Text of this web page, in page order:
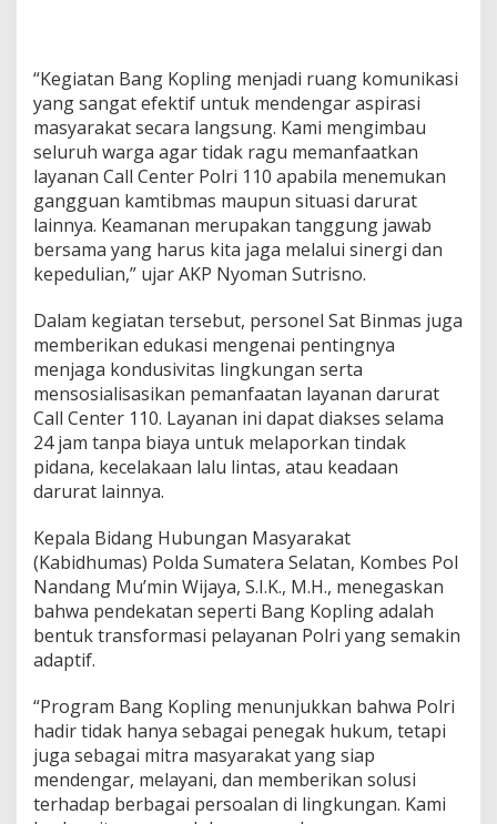
“Kegiatan Bang Kopling menjadi ruang komunikasi
yang sangat efektif untuk mendengar aspirasi
masyarakat secara langsung. Kami mengimbau
seluruh warga agar tidak ragu memanfaatkan
layanan Call Center Polri 110 apabila menemukan
gangguan kamtibmas maupun situasi darurat
lainnya. Keamanan merupakan tanggung jawab
bersama yang harus kita jaga melalui sinergi dan
kepedulian,” ujar AKP Nyoman Sutrisno.
Dalam kegiatan tersebut, personel Sat Binmas juga
memberikan edukasi mengenai pentingnya
menjaga kondusivitas lingkungan serta
mensosialisasikan pemanfaatan layanan darurat
Call Center 110. Layanan ini dapat diakses selama
24 jam tanpa biaya untuk melaporkan tindak
pidana, kecelakaan lalu lintas, atau keadaan
darurat lainnya.
Kepala Bidang Hubungan Masyarakat
(Kabidhumas) Polda Sumatera Selatan, Kombes Pol
Nandang Mu’min Wijaya, S.I.K., M.H., menegaskan
bahwa pendekatan seperti Bang Kopling adalah
bentuk transformasi pelayanan Polri yang semakin
adaptif.
“Program Bang Kopling menunjukkan bahwa Polri
hadir tidak hanya sebagai penegak hukum, tetapi
juga sebagai mitra masyarakat yang siap
mendengar, melayani, dan memberikan solusi
terhadap berbagai persoalan di lingkungan. Kami